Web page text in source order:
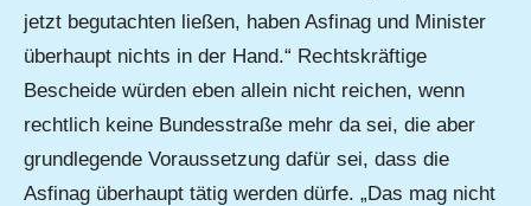
jetzt begutachten ließen, haben Asfinag und Minister
überhaupt nichts in der Hand.“ Rechtskräftige
Bescheide würden eben allein nicht reichen, wenn
rechtlich keine Bundesstraße mehr da sei, die aber
grundlegende Voraussetzung dafür sei, dass die
Asfinag überhaupt tätig werden dürfe. „Das mag nicht